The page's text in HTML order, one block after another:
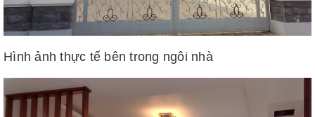
Hình ảnh thực tế bên trong ngôi nhà